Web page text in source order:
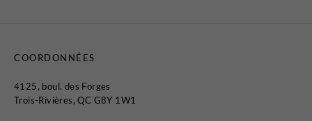
COORDONNÉES
4125, boul. des Forges
Trois-Rivières, QC G8Y 1W1